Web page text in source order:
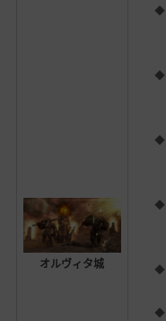
オルヴィタ城